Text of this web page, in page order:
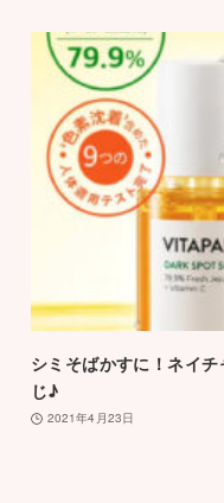
シミそばかすに！ネイ
じ♪
2021年4月23日